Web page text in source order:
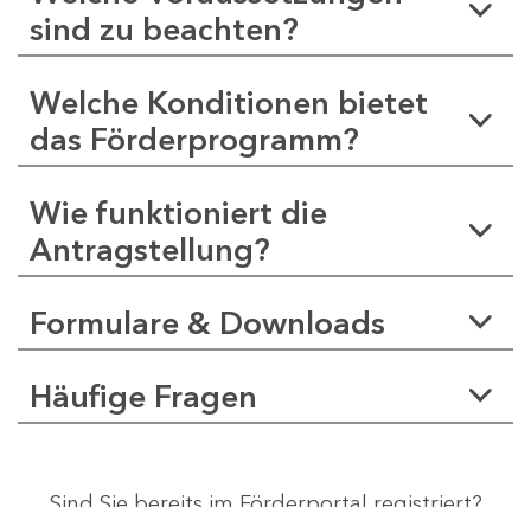
sind zu beachten?
Welche Konditionen bietet
das Förderprogramm?
Wie funktioniert die
Antragstellung?
Formulare & Downloads
Häufige Fragen